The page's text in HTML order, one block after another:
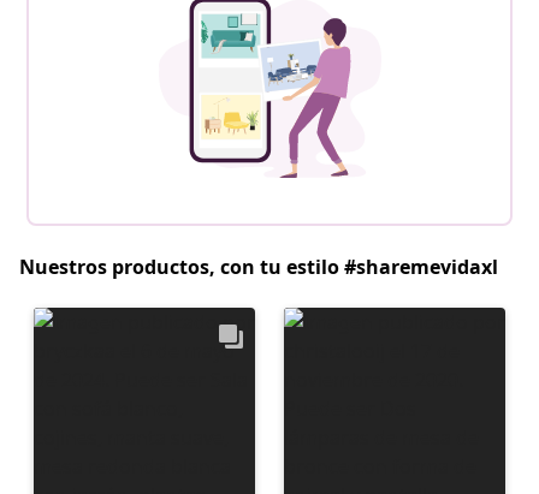
Nuestros productos, con tu estilo #sharemevidaxl